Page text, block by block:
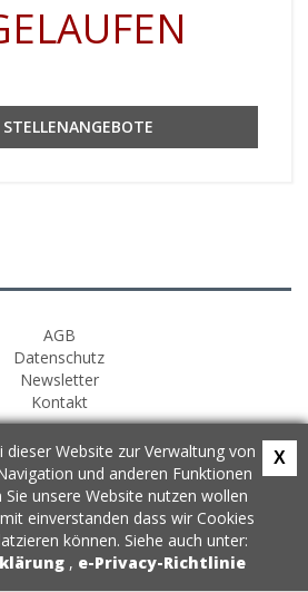
STELLENANGEBOTE
AGB
Datenschutz
Newsletter
Kontakt
dieser Website zur Verwaltung von
und anderen Funktionen
unsere Website nutzen wollen
einverstanden dass wir Cookies
können. Siehe auch unter:
, e-Privacy-Richtlinie
X